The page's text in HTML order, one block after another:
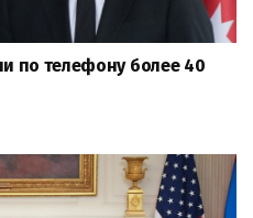
по телефону более 40